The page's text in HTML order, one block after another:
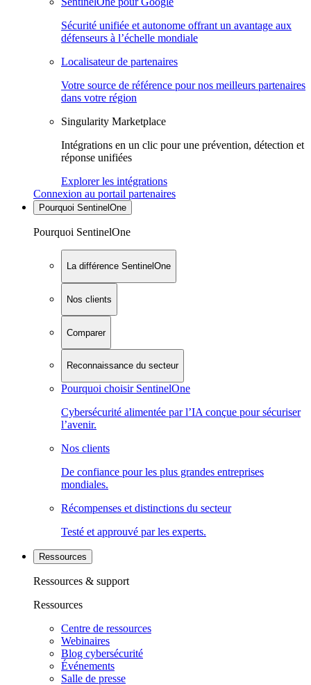
Sécurité unifiée et autonome offrant un avantage aux
défenseurs à l’échelle mondiale
Localisateur de partenaires
Votre source de référence pour nos meilleurs partenaires
dans votre région
Singularity Marketplace
Intégrations en un clic pour une prévention, détection et
réponse unifiées
Explorer les intégrations
Connexion au portail partenaires
Pourquoi SentinelOne
Pourquoi SentinelOne
La différence SentinelOne
Nos clients
Comparer
Reconnaissance du secteur
Pourquoi choisir SentinelOne
Cybersécurité alimentée par l’IA conçue pour sécuriser
l’avenir.
Nos clients
De confiance pour les plus grandes entreprises
mondiales.
Récompenses et distinctions du secteur
Testé et approuvé par les experts.
Ressources
Ressources & support
Ressources
Centre de ressources
Webinaires
Blog cybersécurité
Événements
Salle de presse